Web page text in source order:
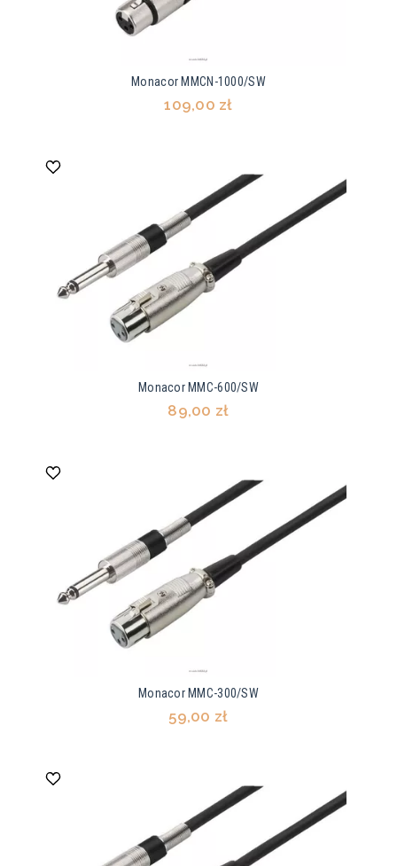
Monacor MMCN-1000/SW
109,00 zł
Monacor MMC-600/SW
89,00 zł
Monacor MMC-300/SW
59,00 zł